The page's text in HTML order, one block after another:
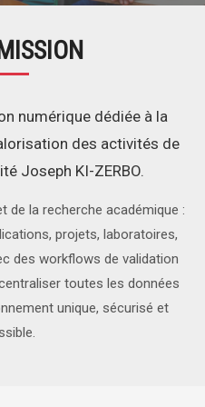
numérique dédiée à la
des activités de
Joseph KI-ZERBO.
de la recherche académique :
projets, laboratoires,
des workflows de validation
toutes les données
unique, sécurisé et